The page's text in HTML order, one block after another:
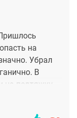
на
Убрал
В
на подтяжку